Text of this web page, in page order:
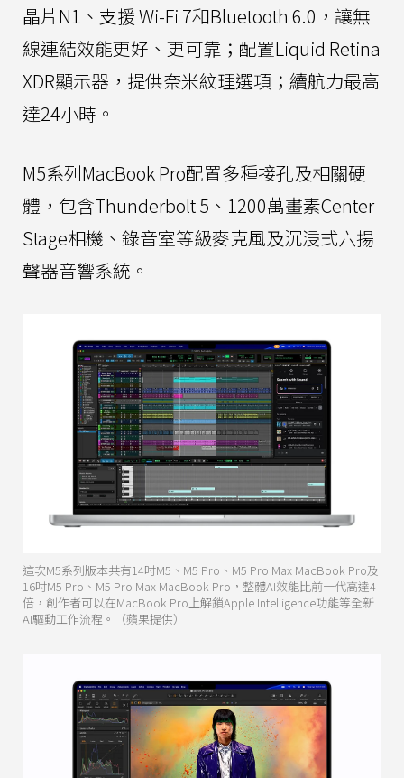
晶片N1、支援 Wi-Fi 7和Bluetooth 6.0，讓無
線連結效能更好、更可靠；配置Liquid Retina
XDR顯示器，提供奈米紋理選項；續航力最高
達24小時。
M5系列MacBook Pro配置多種接孔及相關硬
體，包含Thunderbolt 5、1200萬畫素Center
Stage相機、錄音室等級麥克風及沉浸式六揚
聲器音響系統。
這次M5系列版本共有14吋M5、M5 Pro、M5 Pro Max MacBook Pro及
16吋M5 Pro、M5 Pro Max MacBook Pro，整體AI效能比前一代高達4
倍，創作者可以在MacBook Pro上解鎖Apple Intelligence功能等全新
AI驅動工作流程。（蘋果提供）